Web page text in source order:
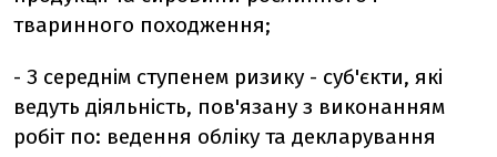
тваринного походження;
- З середнім ступенем ризику - суб'єкти, які
ведуть діяльність, пов'язану з виконанням
робіт по: ведення обліку та декларування